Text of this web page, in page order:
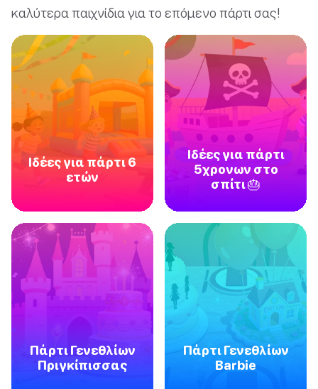
καλύτερα παιχνίδια για το επόμενο πάρτι σας!
Ιδέες για πάρτι 6
ετών
Ιδέες για πάρτι
5χρονων στο
σπίτι 🎂
Πάρτι Γενεθλίων
Πριγκίπισσας
Πάρτι Γενεθλίων
Barbie